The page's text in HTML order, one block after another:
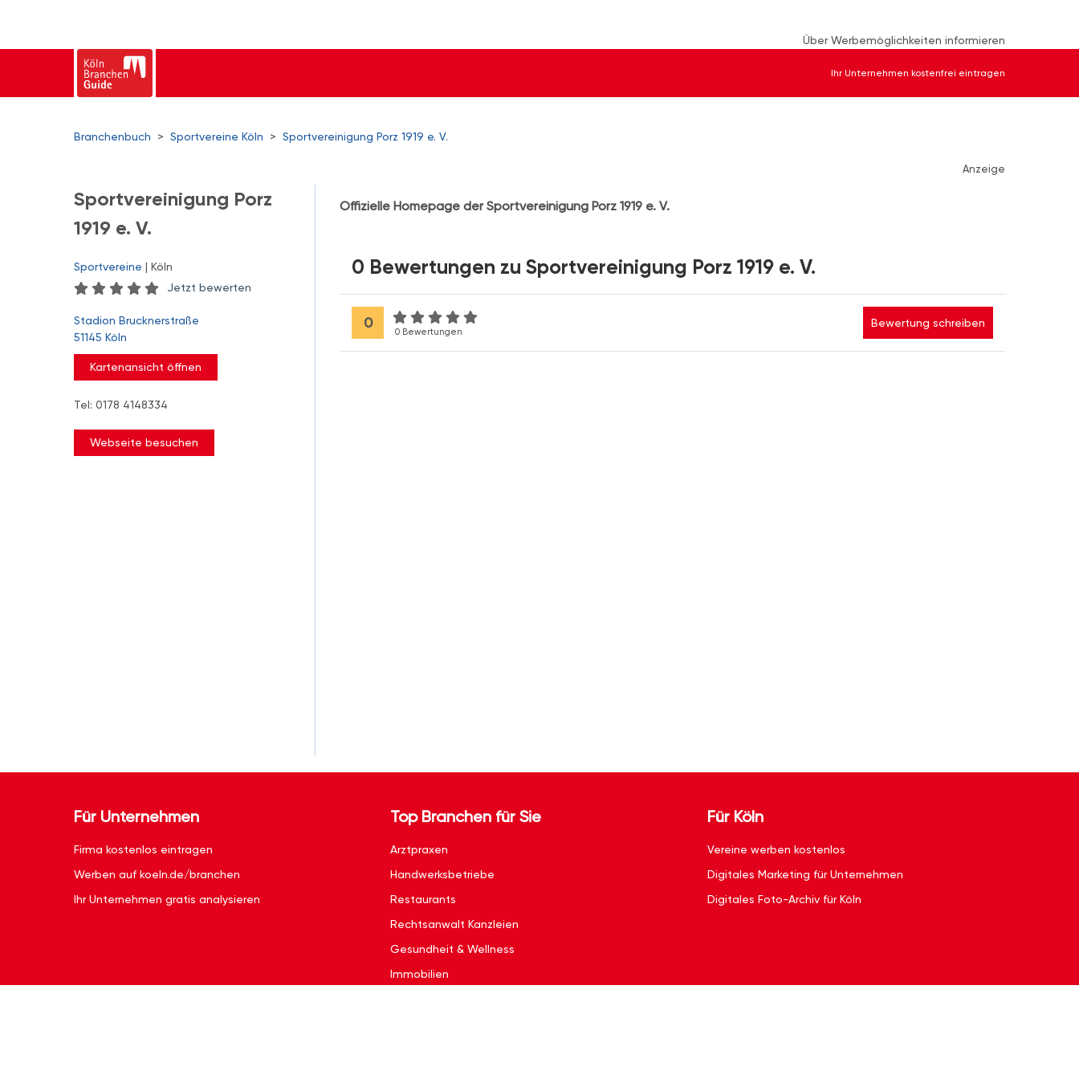
Über Werbemöglichkeiten informieren
Ihr Unternehmen kostenfrei eintragen
Branchenbuch > Sportvereine Köln > Sportvereinigung Porz 1919 e. V.
Anzeige
Sportvereinigung Porz
1919 e. V.
Sportvereine | Köln
Jetzt bewerten
Stadion Brucknerstraße
51145 Köln
Kartenansicht öffnen
Tel: 0178 4148334
Webseite besuchen
Offizielle Homepage der Sportvereinigung Porz 1919 e. V.
0 Bewertungen zu Sportvereinigung Porz 1919 e. V.
0
0 Bewertungen
Bewertung schreiben
Für Unternehmen
Firma kostenlos eintragen
Werben auf koeln.de/branchen
Ihr Unternehmen gratis analysieren
Top Branchen für Sie
Arztpraxen
Handwerksbetriebe
Restaurants
Rechtsanwalt Kanzleien
Gesundheit & Wellness
Immobilien
Für Köln
Vereine werben kostenlos
Digitales Marketing für Unternehmen
Digitales Foto-Archiv für Köln